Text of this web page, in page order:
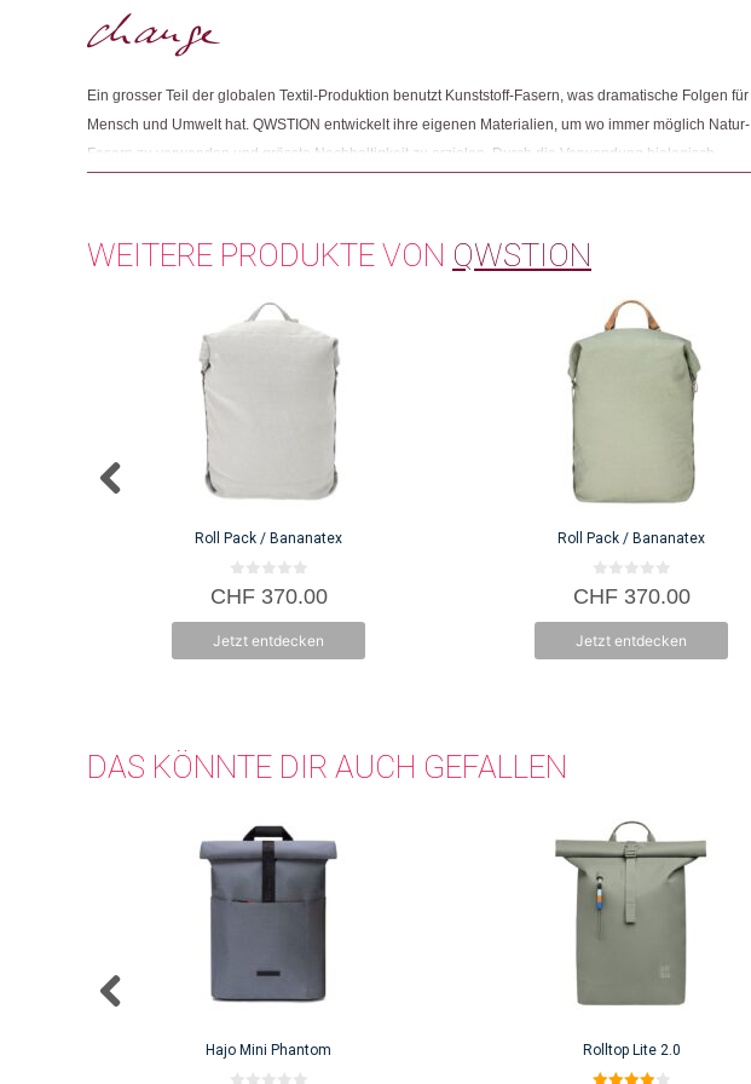
Ein grosser Teil der globalen Textil-Produktion benutzt Kunststoff-Fasern, was dramatische Folgen für
Mensch und Umwelt hat. QWSTION entwickelt ihre eigenen Materialien, um wo immer möglich Natur-
Fasern zu verwenden und grösste Nachhaltigkeit zu erzielen. Durch die Verwendung biologisch
entwickelte QWSTION das Cradle to Cradle Certified®, 100% biologisch abbaubare Bananatex®-
Gewebe: das weltweit erste Gewebe aus Fasern der Bananenpflanze (Abacá-Fasern), die im
philippinischen Hochland biologisch kultiviert wird.
WEITERE PRODUKTE VON QWSTION
Roll Pack / Bananatex
0
v
5
CHF370.00
Jetzt entdecken
Roll Pack / Bananatex
0
v
5
CHF370.00
Jetzt entdecken
DAS KÖNNTE DIR AUCH GEFALLEN
Hajo Mini Phantom Rolltop Lite 2.0